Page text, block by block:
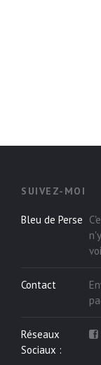
SUIVEZ-MOI
Bleu de Perse
Contact
Réseaux
Sociaux :